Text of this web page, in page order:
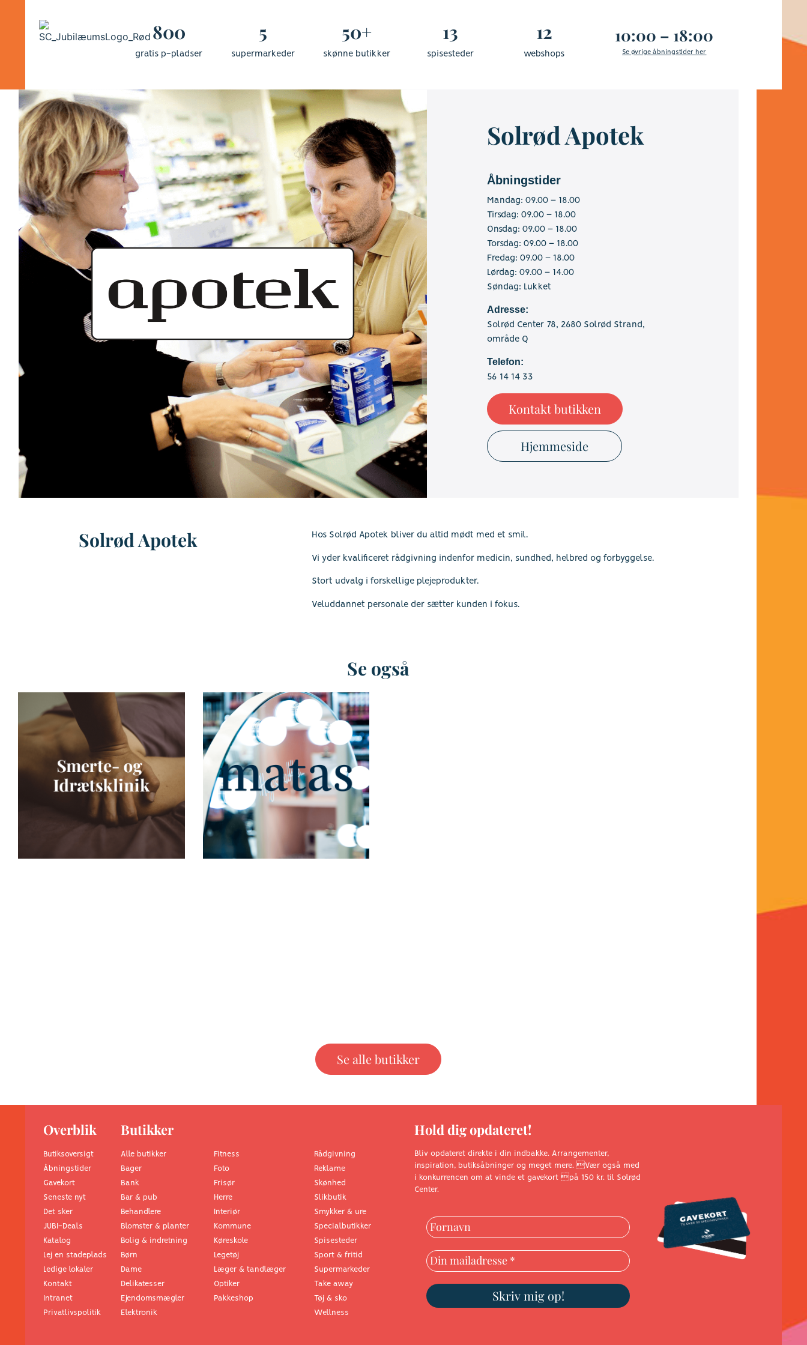
800
gratis p-pladser
5
supermarkeder
50+
skønne butikker
13
spisesteder
12
webshops
10:00 – 18:00
Se øvrige åbningstider her
Solrød Apotek
Åbningstider
Mandag: 09.00 – 18.00
Tirsdag: 09.00 – 18.00
Onsdag: 09.00 – 18.00
Torsdag: 09.00 – 18.00
Fredag: 09.00 – 18.00
Lørdag: 09.00 – 14.00
Søndag: Lukket
Adresse:
Solrød Center 78, 2680 Solrød Strand,
område Q
Telefon:
56 14 14 33
Kontakt butikken
Hjemmeside
Solrød Apotek Hos Solrød Apotek bliver du altid mødt med et smil.
Vi yder kvalificeret rådgivning indenfor medicin, sundhed, helbred og forbyggelse.
Stort udvalg i forskellige plejeprodukter.
Veluddannet personale der sætter kunden i fokus.
Se også
Se alle butikker
Overblik
Butiksoversigt
Åbningstider
Gavekort
Seneste nyt
Det sker
JUBI-Deals
Katalog
Lej en stadeplads
Ledige lokaler
Kontakt
Intranet
Privatlivspolitik
Butikker
Alle butikker
Bager
Bank
Bar & pub
Behandlere
Blomster & planter
Bolig & indretning
Børn
Dame
Delikatesser
Ejendomsmægler
Elektronik
Fitness
Foto
Frisør
Herre
Interiør
Kommune
Køreskole
Legetøj
Læger & tandlæger
Optiker
Pakkeshop
Rådgivning
Reklame
Skønhed
Slikbutik
Smykker & ure
Specialbutikker
Spisesteder
Sport & fritid
Supermarkeder
Take away
Tøj & sko
Wellness
Hold dig opdateret!
Bliv opdateret direkte i din indbakke. Arrangementer,
inspiration, butiksåbninger og meget mere. Vær også med
i konkurrencen om at vinde et gavekort på 150 kr. til Solrød
Center.